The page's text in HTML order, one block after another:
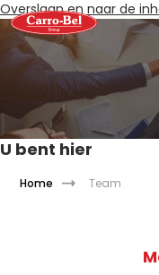
Overslaan en naar de
U bent hier
Home Team